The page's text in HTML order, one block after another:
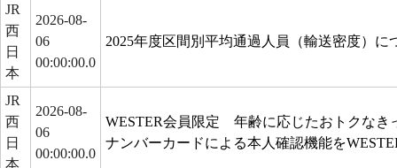
JR
西
日
本
2026-08-
06
00:00:00.0
2025年度区間別平均通過人員（輸送密度）に
JR
西
日
本
2026-08-
06
00:00:00.0
WESTER会員限定 年齢に応じたおトクなき
ナンバーカードによる本人確認機能を